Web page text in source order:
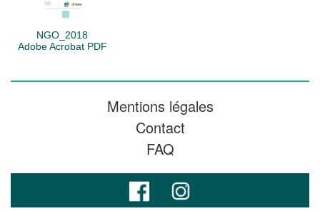
NGO_2018
Adobe Acrobat PDF
Mentions légales
Contact
FAQ